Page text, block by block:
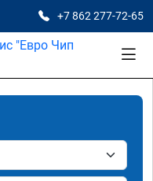
+7 862 277-72-65